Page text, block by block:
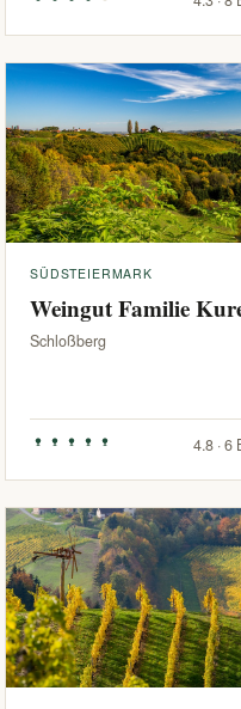
SÜDSTEIERMARK
Weingut Familie
Schloßberg
4.8 · 6